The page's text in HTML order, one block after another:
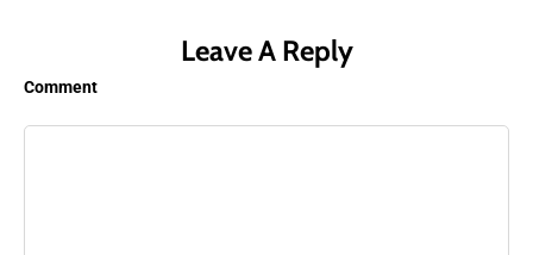
Leave A Reply
Comment